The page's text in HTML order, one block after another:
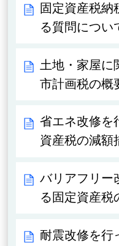
固定資産税納
る質問につい
土地・家屋に
市計画税の概
省エネ改修を
資産税の減額
バリアフリー
る固定資産税
耐震改修を行